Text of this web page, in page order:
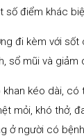
số điểm khác
đi kèm với sốt
sổ mũi và giảm
khan kéo dài, có
mỏi, khó thở,
ở người có